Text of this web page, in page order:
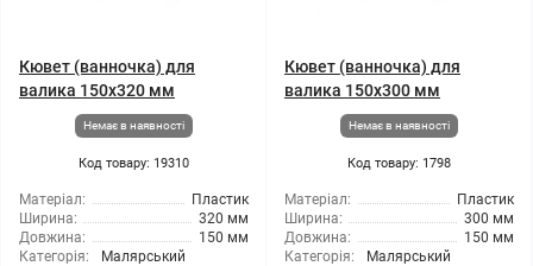
Кювет (ванночка) для
валика 150x320 мм
Немає в наявності
Код товару: 19310
Матеріал:
Пластик
Ширина:
320 мм
Довжина:
150 мм
Категорія:
Малярський
Кювет (ванночка) для
валика 150x300 мм
Немає в наявності
Код товару: 1798
Матеріал:
Пластик
Ширина:
300 мм
Довжина:
150 мм
Категорія:
Малярський